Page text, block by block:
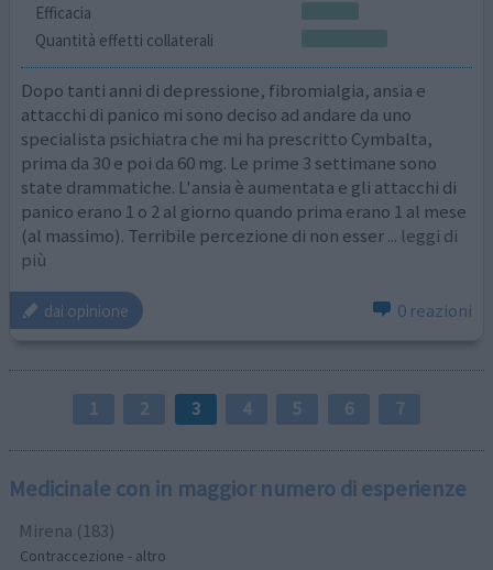
Efficacia
Quantità effetti collaterali
Dopo tanti anni di depressione, fibromialgia, ansia e
attacchi di panico mi sono deciso ad andare da uno
specialista psichiatra che mi ha prescritto Cymbalta,
prima da 30 e poi da 60 mg. Le prime 3 settimane sono
state drammatiche. L'ansia è aumentata e gli attacchi di
panico erano 1 o 2 al giorno quando prima erano 1 al mese
(al massimo). Terribile percezione di non esser... leggi di
più
dai opinione 0 reazioni
1 2 3 4 5 6 7
Medicinale con in maggior numero di esperienze
Mirena (183)
Contraccezione - altro